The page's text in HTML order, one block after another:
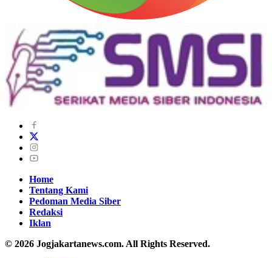
Home
Tentang Kami
Pedoman Media Siber
Redaksi
Iklan
© 2026 Jogjakartanews.com. All Rights Reserved.